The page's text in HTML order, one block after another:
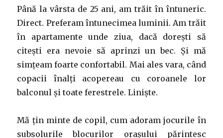
Până la vârsta de 25 ani, am trăit în întuneric.
Direct. Preferam întunecimea luminii. Am trăit
în apartamente unde ziua, dacă dorești să
citești era nevoie să aprinzi un bec. Și mă
simțeam foarte confortabil. Mai ales vara, când
copacii înalți acopereau cu coroanele lor
balconul și toate ferestrele. Liniște.
Mă țin minte de copil, cum adoram jocurile în
subsolurile blocurilor orașului părintesc